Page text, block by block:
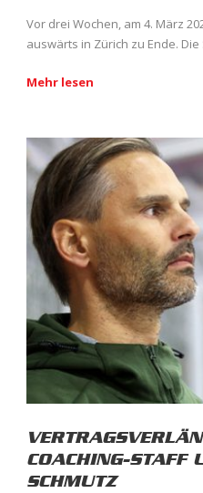
Vor drei Wochen, am 4. März
auswärts in Zürich zu Ende.
Mehr lesen
COACHING-STAFF
SCHMUTZ